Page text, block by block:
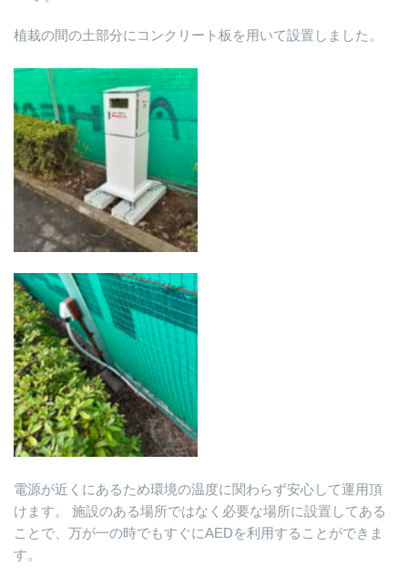
植栽の間の土部分にコンクリート板を用いて設置しました。
電源が近くにあるため環境の温度に関わらず安心して運用頂
けます。
施設のある場所ではなく必要な場所に設置してある
ことで、万が一の時でもすぐにAEDを利用することができま
す。